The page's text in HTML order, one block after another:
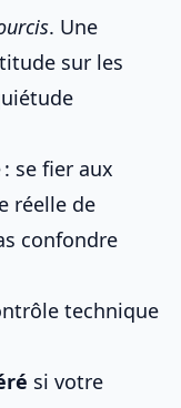
. Une
sur les
se fier aux
réelle de
confondre
technique
si votre